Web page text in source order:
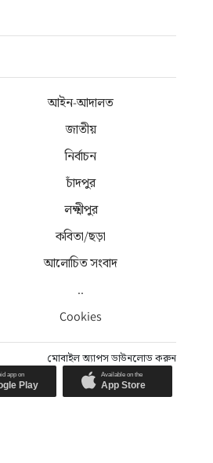
আইন-আদালত
জাতীয়
নির্বাচন
চাঁদপুর
লক্ষ্মীপুর
কবিতা/ছড়া
আলোচিত সংবাদ
..
Cookies
মোবাইল অ্যাপস ডাউনলোড করুন